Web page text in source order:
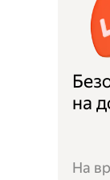
на
На